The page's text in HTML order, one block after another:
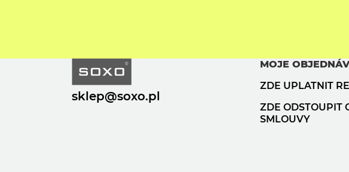
sklep@soxo.pl
MOJE
ZDE UPLATNIT
ZDE ODSTOUPIT
SMLOUVY